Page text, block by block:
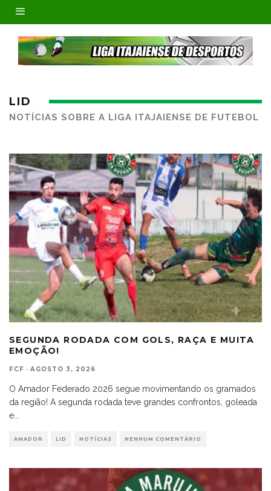
LID
NOTÍCIAS SOBRE A LIGA ITAJAIENSE DE FUTEBOL
SEGUNDA RODADA COM GOLS, RAÇA E MUITA
EMOÇÃO!
FCF · AGOSTO 3, 2026
O Amador Federado 2026 segue movimentando os gramados
da região! A segunda rodada teve grandes confrontos, goleada
e
AMADOR LID NOTÍCIAS NENHUM COMENTÁRIO